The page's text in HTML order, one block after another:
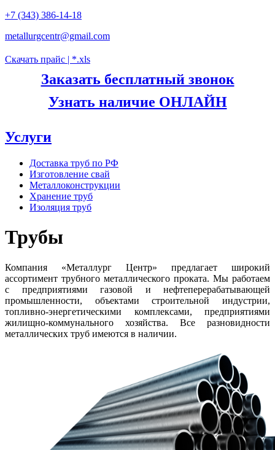
+7 (343) 386-14-18
metallurgcentr@gmail.com
Скачать прайс | *.xls
Заказать бесплатный звонок
Узнать наличие ОНЛАЙН
Услуги
Доставка труб по РФ
Изготовление свай
Металлоконструкции
Хранение труб
Изоляция труб
Трубы
Компания «Металлург Центр» предлагает широкий
ассортимент трубного металлического проката. Мы работаем
с предприятиями газовой и нефтеперерабатывающей
промышленности, объектами строительной индустрии,
топливно-энергетическими комплексами, предприятиями
жилищно-коммунального хозяйства. Все разновидности
металлических труб имеются в наличии.